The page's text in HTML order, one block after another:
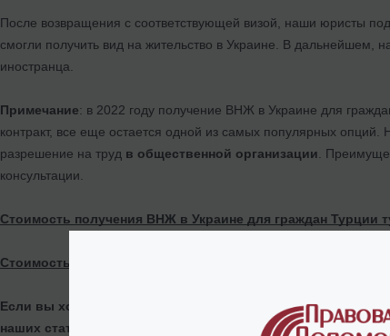
После возвращения с соответствующей визой, наши юристы
смогли получить вид на жительство в Украине. В дальнейшем,
иностранца.
Примечание: в 2022 году получение ВНЖ в Украине для
контракт, все еще остается одной из самых популярных
разрешение на труд в общественной организации .
консультации.
Стоимость получения ВНЖ в Украине для граждан Турции
Стоимость получения ПМЖ в Украине тут.
Если вы хотите понять, какой из видов проживания и на
наших статьях или обращайтесь напрямую к нашим